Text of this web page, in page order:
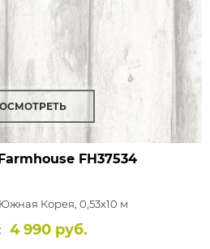
FH37534
Южная Корея, 0,53x10 м
4 990 руб.